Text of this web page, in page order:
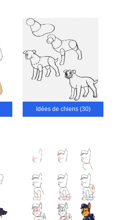
Idées de chiens (30)